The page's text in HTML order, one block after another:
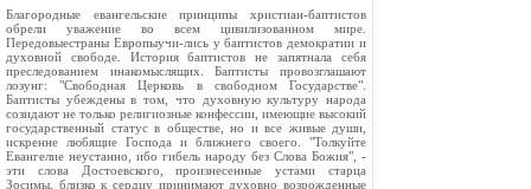
Благородные евангельские принципы христиан-баптистов
обрели уважение во всем цивилизованном мире.
Передовыестраны Европыучи-лись у баптистов демократии и
духовной свободе. История баптистов не запятнала себя
преследованием инакомыслящих. Баптисты провозглашают
лозунг: "Свободная Церковь в свободном Государстве".
Баптисты убеждены в том, что духовную культуру народа
созидают не только религиозные конфессии, имеющие высокий
государственный статус в обществе, но и все живые души,
искренне любящие Господа и ближнего своего. "Толкуйте
Евангелие неустанно, ибо гибель народу без Слова Божия", -
эти слова Достоевского, произнесенные устами старца
Зосимы, близко к сердцу принимают духовно возрожденные